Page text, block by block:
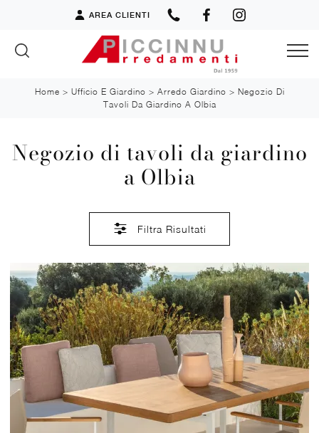
AREA CLIENTI
Home > Ufficio E Giardino > Arredo Giardino > Negozio Di
Tavoli Da Giardino A Olbia
Negozio di tavoli da giardino
a Olbia
Filtra Risultati